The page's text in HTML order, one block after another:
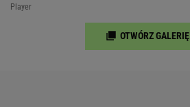
Player
OTWÓRZ GALERIĘ